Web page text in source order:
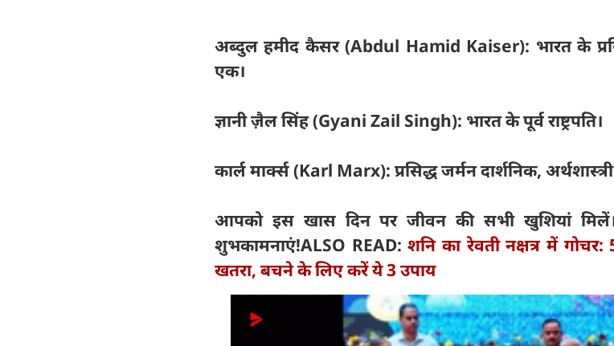
अब्दुल हमीद कैसर (Abdul Hamid Kaiser): भारत के
एक।
ज्ञानी ज़ैल सिंह (Gyani Zail Singh): भारत के पूर्व राष्ट्रपति।
कार्ल मार्क्स (Karl Marx): प्रसिद्ध जर्मन दार्शनिक,
आपको इस खास दिन पर जीवन की सभी खुशियां मिलें।
शुभकामनाएं!ALSO READ:शनि का रेवती नक्षत्र में गोचर:
खतरा, बचने के लिए करें ये 3 उपाय